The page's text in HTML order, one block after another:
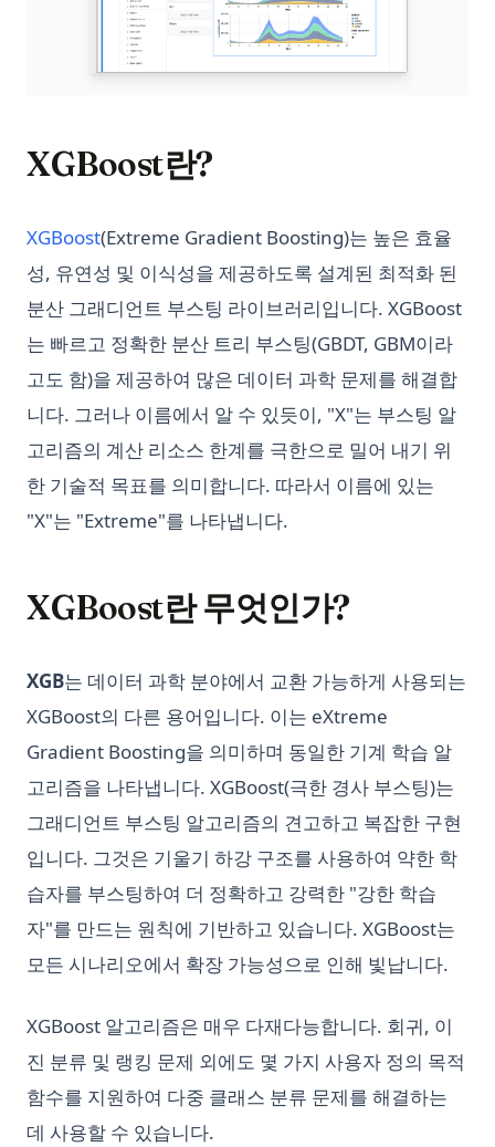
XGBoost란?
XGBoost(opens in a new tab)
(Extreme Gradient Boosting)는 높은 효율
성, 유연성 및 이식성을 제공하도록 설계된 최적화 된
분산 그래디언트 부스팅 라이브러리입니다. XGBoost
는 빠르고 정확한 분산 트리 부스팅(GBDT, GBM이라
고도 함)을 제공하여 많은 데이터 과학 문제를 해결합
니다. 그러나 이름에서 알 수 있듯이, "X"는 부스팅 알
고리즘의 계산 리소스 한계를 극한으로 밀어 내기 위
한 기술적 목표를 의미합니다. 따라서 이름에 있는
"X"는 "Extreme"를 나타냅니다.
XGBoost란 무엇인가?
XGB는 데이터 과학 분야에서 교환 가능하게 사용되는
XGBoost의 다른 용어입니다. 이는 eXtreme
Gradient Boosting을 의미하며 동일한 기계 학습 알
고리즘을 나타냅니다. XGBoost(극한 경사 부스팅)는
그래디언트 부스팅 알고리즘의 견고하고 복잡한 구현
입니다. 그것은 기울기 하강 구조를 사용하여 약한 학
습자를 부스팅하여 더 정확하고 강력한 "강한 학습
자"를 만드는 원칙에 기반하고 있습니다. XGBoost는
모든 시나리오에서 확장 가능성으로 인해 빛납니다.
XGBoost 알고리즘은 매우 다재다능합니다. 회귀, 이
진 분류 및 랭킹 문제 외에도 몇 가지 사용자 정의 목적
함수를 지원하여 다중 클래스 분류 문제를 해결하는
데 사용할 수 있습니다.